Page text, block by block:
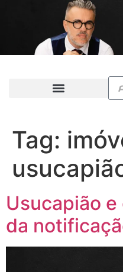
Tag:
Usucapião
da